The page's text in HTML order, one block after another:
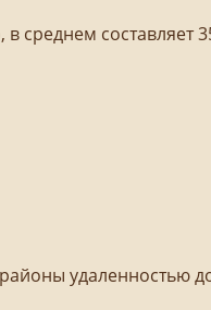
среднем составляет
удаленностью